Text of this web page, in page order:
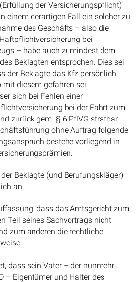
der Versicherungspflicht)
einem derartigen Fall ein solcher zu
des Geschäfts – also die
bei
– habe auch zumindest dem
Beklagten entsprochen. Dies sei
der Beklagte das Kfz persönlich
mit diesem gefahren sei.
sich bei Fehlen einer
bei der Fahrt zum
zurück gem. § 6 PflVG strafbar
ohne Auftrag folgende
bestehe vorliegend in
Beklagte (und Berufungskläger)
an.
dass das Amtsgericht zum
Teil seines Sachvortrags nicht
zum anderen die rechtliche
dass sein Vater – der nunmehr
– Eigentümer und Halter des